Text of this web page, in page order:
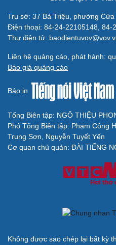
Trụ sở: 37 Bà Triệu, phường Cửa
Điện thoại: 84-24-22105148, 84-
Thư điện tử:
Liên hệ quảng cáo, phát hành:
Báo giá quảng cáo
Báo in
Tổng Biên tập: NGÔ THIỆU
Phó Tổng Biên tập: Phạm Công
Trung Sơn, Nguyễn Tuyết Yến
Cơ quan chủ quản: ĐÀI TIẾNG
Không được sao chép lại bất kỳ